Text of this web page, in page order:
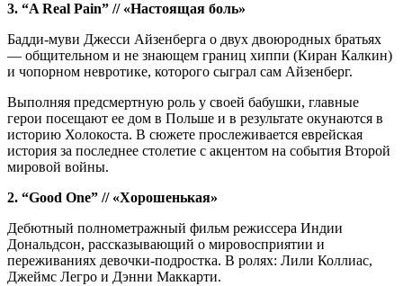
3. “A Real Pain” // «Настоящая боль»
Бадди-муви Джесси Айзенберга о двух двоюродных братьях
— общительном и не знающем границ хиппи (Киран Калкин)
и чопорном невротике, которого сыграл сам Айзенберг.
Выполняя предсмертную роль у своей бабушки, главные
герои посещают ее дом в Польше и в результате окунаются в
историю Холокоста. В сюжете прослеживается еврейская
история за последнее столетие с акцентом на события Второй
мировой войны.
2. “Good One” // «Хорошенькая»
Дебютный полнометражный фильм режиссера Индии
Дональдсон, рассказывающий о мировосприятии и
переживаниях девочки-подростка. В ролях: Лили Коллиас,
Джеймс Легро и Дэнни Маккарти.